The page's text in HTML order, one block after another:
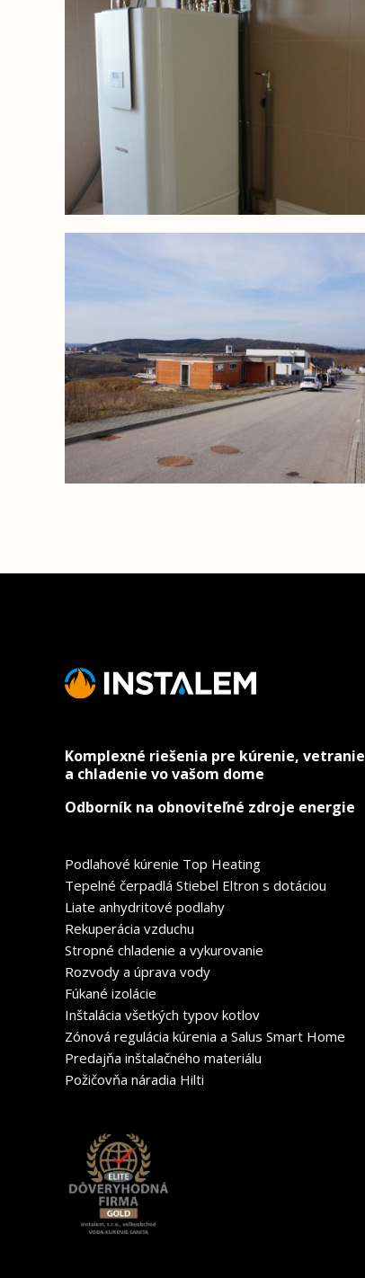
Komplexné riešenia pre kúrenie, vetranie
a chladenie vo vašom dome
Odborník na obnoviteľné zdroje energie
Podlahové kúrenie Top Heating
Tepelné čerpadlá Stiebel Eltron s dotáciou
Liate anhydritové podlahy
Rekuperácia vzduchu
Stropné chladenie a vykurovanie
Rozvody a úprava vody
Fúkané izolácie
Inštalácia všetkých typov kotlov
Zónová regulácia kúrenia a Salus Smart Home
Predajňa inštalačného materiálu
Požičovňa náradia Hilti